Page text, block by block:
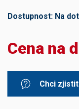
Dostupnost: Na
Cena na
Chci